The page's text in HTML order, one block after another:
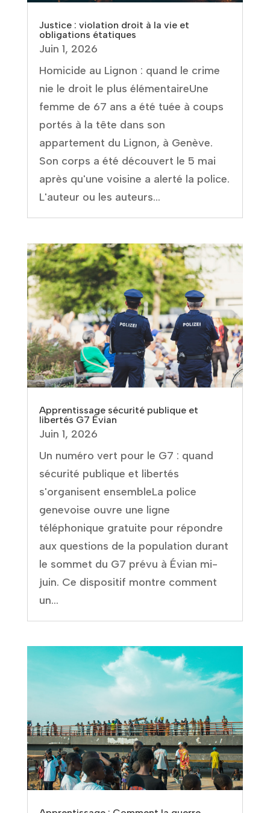
Justice : violation droit à la vie et
obligations étatiques
Juin 1, 2026
Homicide au Lignon : quand le crime
nie le droit le plus élémentaireUne
femme de 67 ans a été tuée à coups
portés à la tête dans son
appartement du Lignon, à Genève.
Son corps a été découvert le 5 mai
après qu'une voisine a alerté la police.
L'auteur ou les auteurs...
Apprentissage sécurité publique et
libertés G7 Évian
Juin 1, 2026
Un numéro vert pour le G7 : quand
sécurité publique et libertés
s'organisent ensembleLa police
genevoise ouvre une ligne
téléphonique gratuite pour répondre
aux questions de la population durant
le sommet du G7 prévu à Évian mi-
juin. Ce dispositif montre comment
un...